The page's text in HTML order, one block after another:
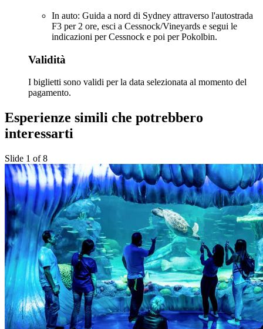
In auto: Guida a nord di Sydney attraverso l'autostrada
F3 per 2 ore, esci a Cessnock/Vineyards e segui le
indicazioni per Cessnock e poi per Pokolbin.
Validità
I biglietti sono validi per la data selezionata al momento del
pagamento.
Esperienze simili che potrebbero
interessarti
Slide 1 of 8